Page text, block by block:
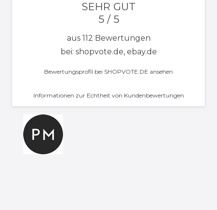
SEHR GUT
5 / 5
aus 112 Bewertungen
bei: shopvote.de, ebay.de
Bewertungsprofil bei SHOPVOTE.DE ansehen
Informationen zur Echtheit von Kundenbewertungen